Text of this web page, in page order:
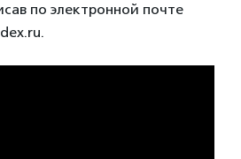
по электронной почте